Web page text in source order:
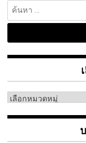
ค้นหา
สำหรับ:
เลือก
หมู่